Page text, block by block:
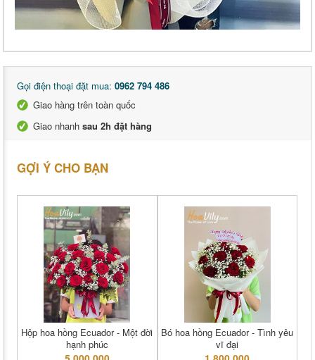
Gọi điện thoại đặt mua: 0962 794 486
Giao hàng trên toàn quốc
Giao nhanh sau 2h đặt hàng
GỢI Ý CHO BẠN
Hộp hoa hồng Ecuador - Một đời
hạnh phúc
Bó hoa hồng Ecuador - Tình yêu
vĩ đại